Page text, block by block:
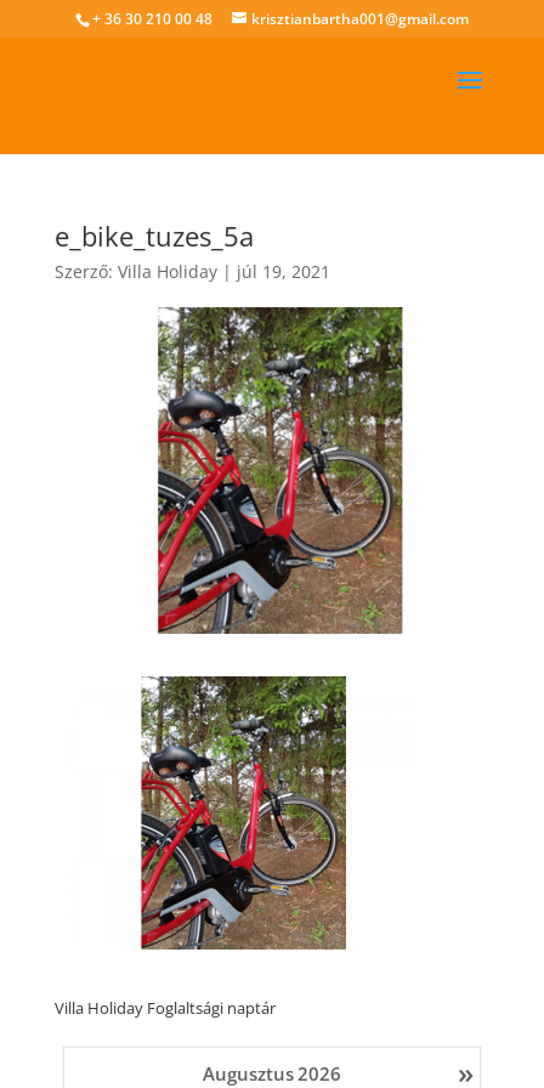
+ 36 30 210 00 48 krisztianbartha001@gmail.com
e_bike_tuzes_5a
Szerző: Villa Holiday| júl 19, 2021
Villa Holiday Foglaltsági naptár
»
Augusztus2026